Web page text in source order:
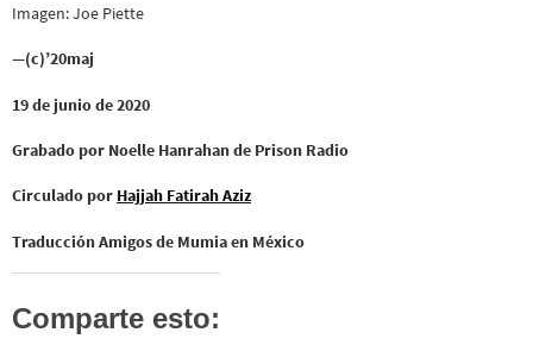
Imagen: Joe Piette
—(c)’20maj
19 de junio de 2020
Grabado por Noelle Hanrahan de Prison Radio
Circulado por Hajjah Fatirah Aziz
Traducción Amigos de Mumia en México
Comparte esto: